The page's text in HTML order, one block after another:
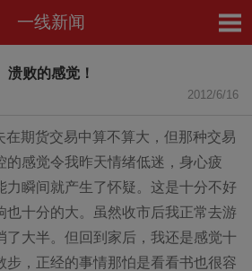
一线新闻
溃败的感觉！
2012/6/16
期货交易中算不算大，但那种交易
的感觉令我昨天情绪低迷，身心疲
力瞬间就产生了怀疑。这是十分不好
也十分的大。虽然收市后我正常去游
了大半。但回到家后，我还是感觉十
步，正经的事情那怕是看看书也很容